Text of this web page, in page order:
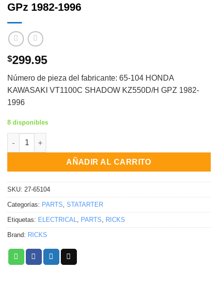
GPz 1982-1996
$299.95
Número de pieza del fabricante: 65-104 HONDA
KAWASAKI VT1100C SHADOW KZ550D/H GPZ 1982-
1996
8 disponibles
Arrancador de solenoide Honda Kawasaki VT1100C Shadow
AÑADIR AL CARRITO
SKU: 27-65104
Categorías: PARTS STATARTER
Etiquetas: ELECTRICAL PARTS RICKS
Brand: RICKS